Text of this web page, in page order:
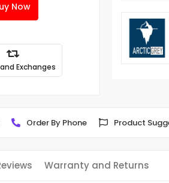
Now
Exchanges
Order By Phone Product
Warranty and Returns